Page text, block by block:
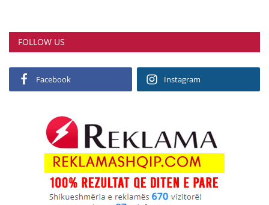
FOLLOW US
Facebook Instagram